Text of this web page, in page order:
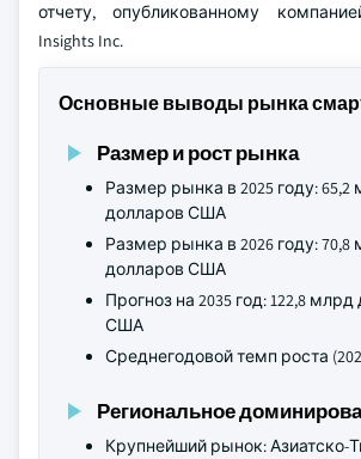
отчету, опубликованному
Insights Inc.
Основные выводы рынка
Размер и рост рынка
Размер рынка в 2025 году: 65,2
долларов США
Размер рынка в 2026 году: 70,8
долларов США
Прогноз на 2035 год: 122,8
США
Среднегодовой темп роста
Региональное
Крупнейший рынок: Азиатско-